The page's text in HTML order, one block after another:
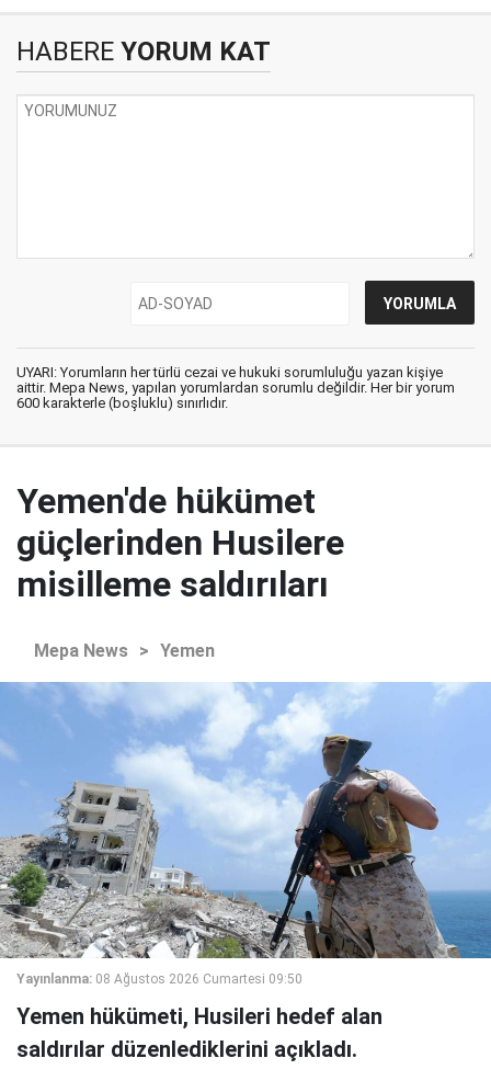
HABERE YORUM KAT
UYARI: Yorumların her türlü cezai ve hukuki sorumluluğu yazan kişiye
aittir. Mepa News, yapılan yorumlardan sorumlu değildir. Her bir yorum
600 karakterle (boşluklu) sınırlıdır.
Yemen'de hükümet
güçlerinden Husilere
misilleme saldırıları
Mepa News > Yemen
Yayınlanma: 08 Ağustos 2026 Cumartesi 09:50
Yemen hükümeti, Husileri hedef alan
saldırılar düzenlediklerini açıkladı.